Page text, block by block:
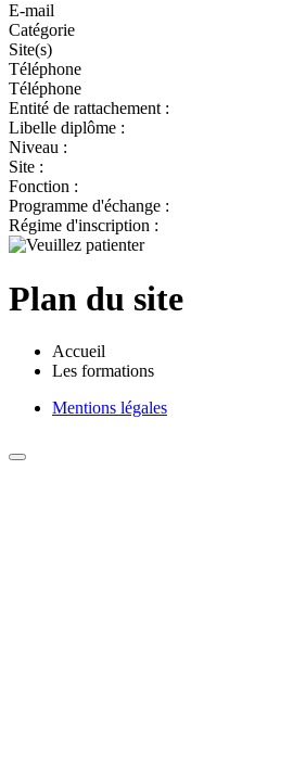
E-mail
Catégorie
Site(s)
Téléphone
Téléphone
Entité de rattachement :
Libelle diplôme :
Niveau :
Site :
Fonction :
Programme d'échange :
Régime d'inscription :
Plan du site
Accueil
Les formations
Mentions légales